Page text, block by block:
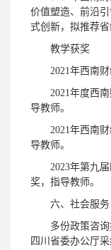
价值塑造、前沿
式创新，拟推荐省
教学获奖
2021年西南
2021年度西
导教师。
2021年西南
导教师。
2023年第九
奖，指导教师。
六、社会服务
多份政策咨
四川省委办公厅采